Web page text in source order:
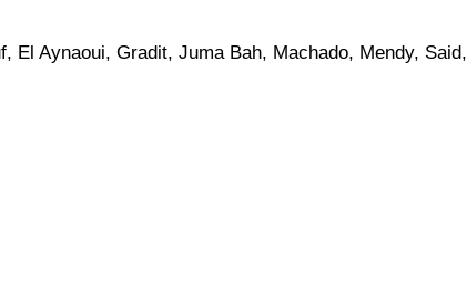
El Aynaoui, Gradit, Juma Bah, Machado, Mendy, Said,